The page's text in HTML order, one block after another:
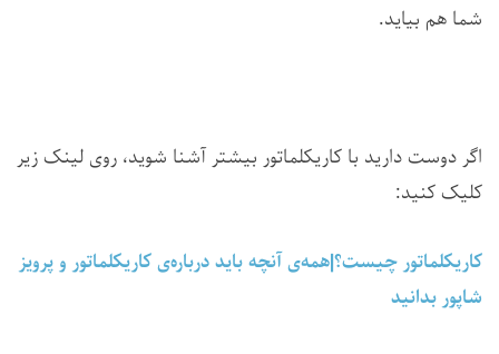
شما هم بیاید.
اگر دوست دارید با کاریکلماتور بیشتر آشنا شوید، روی لینک زیر
کلیک کنید:
کاریکلماتور چیست؟|همه‌ی آنچه باید درباره‌ی کاریکلماتور و پرویز
شاپور بدانید